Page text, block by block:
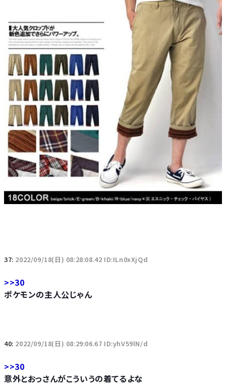
37: 2022/09/18(日) 08:28:08.42 ID:ILn0xXjQd
>>30
ポケモンの主人公じゃん
40: 2022/09/18(日) 08:29:06.67 ID:yhV59lN/d
>>30
意外とおっさんがこういうの着てるよな